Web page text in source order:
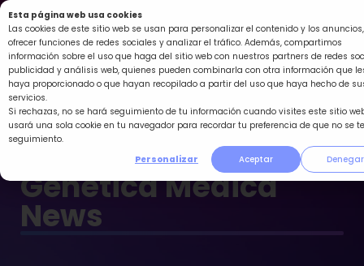
Esta página web usa cookies
Las cookies de este sitio web se usan para personalizar el contenido y los anuncios,
ofrecer funciones de redes sociales y analizar el tráfico. Además, compartimos
información sobre el uso que haga del sitio web con nuestros partners de redes
publicidad y análisis web, quienes pueden combinarla con otra información que
haya proporcionado o que hayan recopilado a partir del uso que haya hecho de
servicios.
Si rechazas, no se hará seguimiento de tu información cuando visites este sitio
usará una sola cookie en tu navegador para recordar tu preferencia de que no se
seguimiento.
Personalizar
Aceptar Denegar
Ir
al
contenido
Genética Médica
News